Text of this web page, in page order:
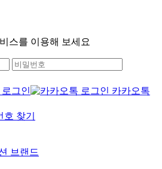
스를 이용해 보세요
그인
카카오톡
찾기
브랜드